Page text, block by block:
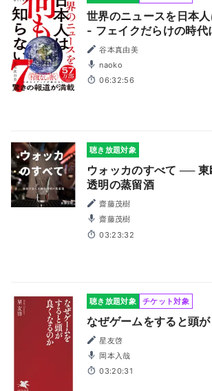
世界のニュースを日本
- フェイクだらけの時代
谷本真由美
naoko
06:32:56
聴き放題対象
ウォッカのすべて ──
透明の蒸留酒
齋藤茂樹
齋藤茂樹
03:23:32
聴き放題対象 チケット対象
なぜゲームをすると頭
星友啓
岡本入哉
03:20:31